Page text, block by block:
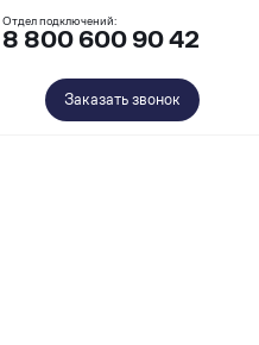
Отдел подключений:
8 800 600 90 42
Заказать звонок